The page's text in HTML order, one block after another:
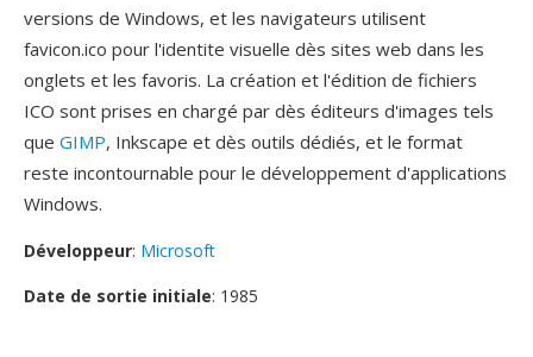
versions de Windows, et les navigateurs utilisent
favicon.ico pour l'identite visuelle dès sites web dans les
onglets et les favoris. La création et l'édition de fichiers
ICO sont prises en chargé par dès éditeurs d'images tels
que GIMP, Inkscape et dès outils dédiés, et le format
reste incontournable pour le développement d'applications
Windows.
Développeur: Microsoft
Date de sortie initiale: 1985